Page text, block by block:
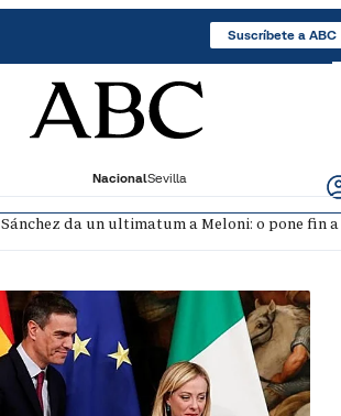
Suscríbete a ABC
NacionalSevilla
Sánchez da un ultimatum a Meloni: o pone fin